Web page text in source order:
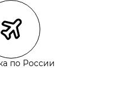
СДЭК
выдачи СДЭК
магазинов
по России